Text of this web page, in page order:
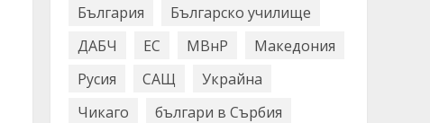
България
Българско училище
ДАБЧ
ЕС МВнР
Македония
Русия
САЩ
Украйна
Чикаго
българи в Сърбия